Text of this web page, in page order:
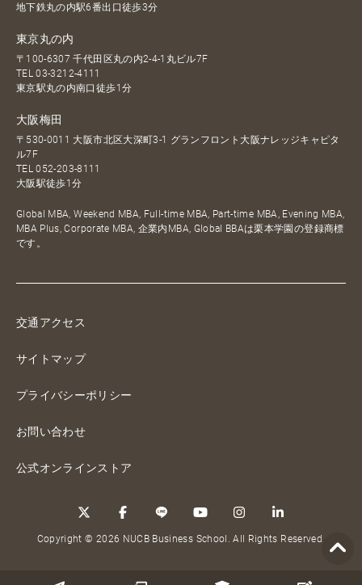
地下鉄丸の内駅6番出口徒歩3分
東京丸の内
〒100-6307 千代田区丸の内2-4-1丸ビル7F
TEL03-3212-4111
東京駅丸の内南口徒歩1分
大阪梅田
〒530-0011 大阪市北区大深町3-1 グランフロント大阪ナレッジキャピタ
ル7F
TEL052-203-8111
大阪駅徒歩1分
Global MBA, Weekend MBA, Full-time MBA, Part-time MBA, Evening MBA,
MBA Plus, Corporate MBA, 企業内MBA, Global BBAは栗本学園の登録商標
です。
交通アクセス
サイトマップ
プライバシーポリシー
お問い合わせ
公式オンラインストア
Copyright © 2026 NUCB Business School. All Rights Reserved.